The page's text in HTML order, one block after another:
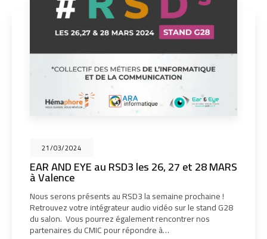
21/03/2024
EAR AND EYE au RSD3 les 26, 27 et 28 MARS
à Valence
Nous serons présents au RSD3 la semaine prochaine !
Retrouvez votre intégrateur audio vidéo sur le stand G28
du salon. Vous pourrez également rencontrer nos
partenaires du CMIC pour répondre à…